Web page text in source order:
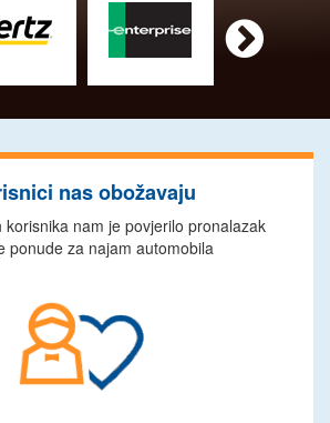

nas obožavaju
korisnika nam je povjerilo pronalazak
ponude za najam automobila